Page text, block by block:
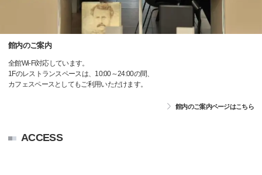
館内のご案内
全館Wi-Fi対応しています。
1Fのレストランスペースは、10:00～24:00の間、
カフェスペースとしてもご利用いただけます。
館内のご案内ページはこちら
ACCESS